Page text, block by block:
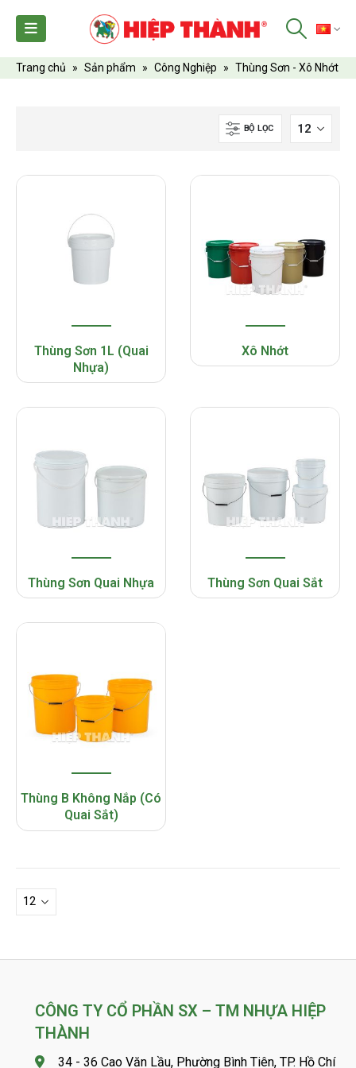
Trang chủ » Sản phẩm » Công Nghiệp » Thùng Sơn - Xô Nhớt
BỘ LỌC
Thùng Sơn 1L (Quai
Nhựa)
Xô Nhớt
Thùng Sơn Quai Nhựa Thùng Sơn Quai Sắt
Thùng B Không Nắp (Có
Quai Sắt)
CÔNG TY CỔ PHẦN SX – TM NHỰA HIỆP
THÀNH
34 - 36 Cao Văn Lầu, Phường Bình Tiên, TP. Hồ Chí